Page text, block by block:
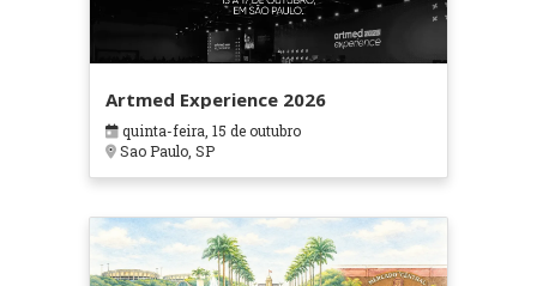
Artmed Experience 2026
quinta-feira, 15 de outubro
Sao Paulo, SP